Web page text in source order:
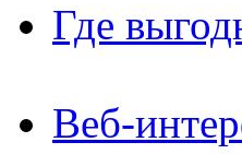
Где
Веб-